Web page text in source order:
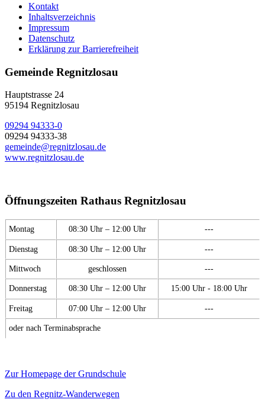
Kontakt
Inhaltsverzeichnis
Impressum
Datenschutz
Erklärung zur Barrierefreiheit
Gemeinde Regnitzlosau
Hauptstrasse 24
95194 Regnitzlosau
09294 94333-0
09294 94333-38
gemeinde@regnitzlosau.de
www.regnitzlosau.de
Öffnungszeiten Rathaus Regnitzlosau
Montag 08:30 Uhr – 12:00 Uhr ---
Dienstag 08:30 Uhr – 12:00 Uhr ---
Mittwoch geschlossen ---
Donnerstag 08:30 Uhr – 12:00 Uhr 15:00 Uhr - 18:00 Uhr
Freitag 07:00 Uhr – 12:00 Uhr ---
oder nach Terminabsprache
Zur Homepage der Grundschule
Zu den Regnitz-Wanderwegen